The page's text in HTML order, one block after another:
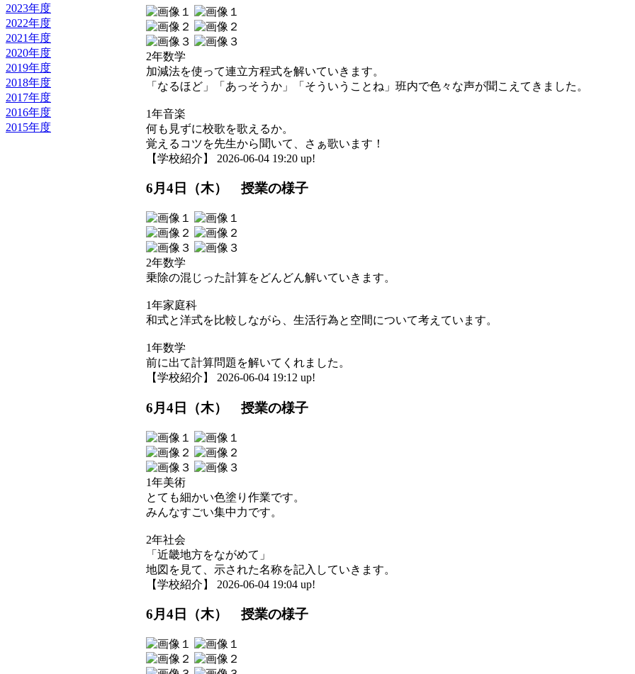
2023年度
2022年度
2021年度
2020年度
2019年度
2018年度
2017年度
2016年度
2015年度
2年数学
加減法を使って連立方程式を解いていきます。
「なるほど」「あっそうか」「そういうことね」班内で色々な声が聞こえてきました。
1年音楽
何も見ずに校歌を歌えるか。
覚えるコツを先生から聞いて、さぁ歌います！
【学校紹介】 2026-06-04 19:20 up!
6月4日（木） 授業の様子
2年数学
乗除の混じった計算をどんどん解いていきます。
1年家庭科
和式と洋式を比較しながら、生活行為と空間について考えています。
1年数学
前に出て計算問題を解いてくれました。
【学校紹介】 2026-06-04 19:12 up!
6月4日（木） 授業の様子
1年美術
とても細かい色塗り作業です。
みんなすごい集中力です。
2年社会
「近畿地方をながめて」
地図を見て、示された名称を記入していきます。
【学校紹介】 2026-06-04 19:04 up!
6月4日（木） 授業の様子